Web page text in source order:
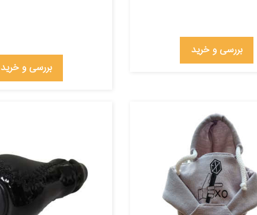
بررسی و خرید
بررسی و خرید